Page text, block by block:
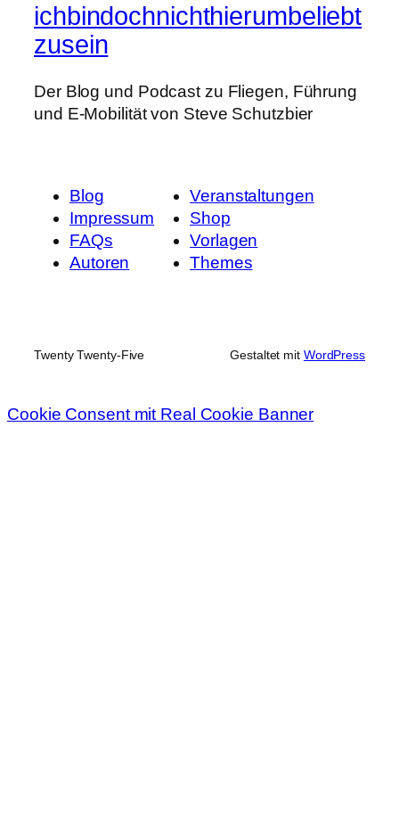
ichbindochnichthierumbeliebt
zusein
Der Blog und Podcast zu Fliegen, Führung
und E-Mobilität von Steve Schutzbier
Blog
Impressum
FAQs
Autoren
Veranstaltungen
Shop
Vorlagen
Themes
Twenty Twenty-Five Gestaltet mit WordPress
Cookie Consent mit Real Cookie Banner